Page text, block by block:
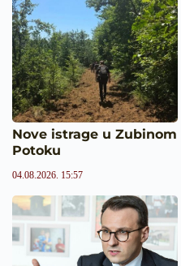
Nove istrage u Zubinom
Potoku
04.08.2026. 15:57